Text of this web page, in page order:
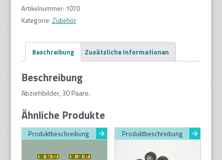
seit
2004
Menge
Artikelnummer: 1070
Kategorie: Zubehör
Beschreibung Zusätzliche Informationen
Beschreibung
Abziehbilder, 30 Paare.
Ähnliche Produkte
Produktbeschreibung Produktbeschreibung